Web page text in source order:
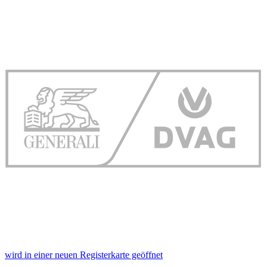
wird in einer neuen Registerkarte geöffnet